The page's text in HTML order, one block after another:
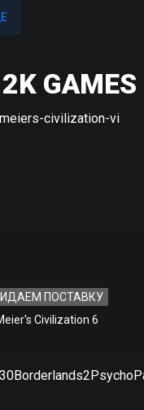
GAMES
ПОСТАВКУ
Civilization 6